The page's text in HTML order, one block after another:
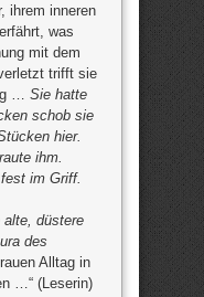
ihrem inneren
was
mit dem
trifft sie
… Sie hatte
schob sie
hier.
ihm.
im Griff.
alte, düstere
des
Alltag in
…“ (Leserin)